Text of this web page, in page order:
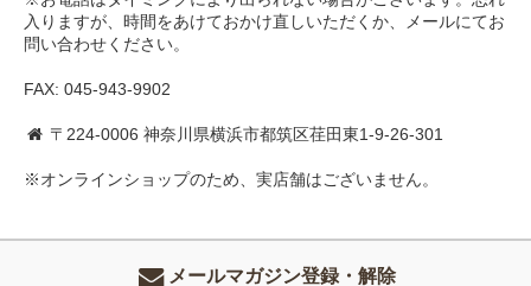
入りますが、時間をあけておかけ直しいただくか、メールにてお
問い合わせください。
FAX: 045-943-9902
〒224-0006 神奈川県横浜市都筑区荏田東1-9-26-301
※オンラインショップのため、実店舗はございません。
メールマガジン登録・解除